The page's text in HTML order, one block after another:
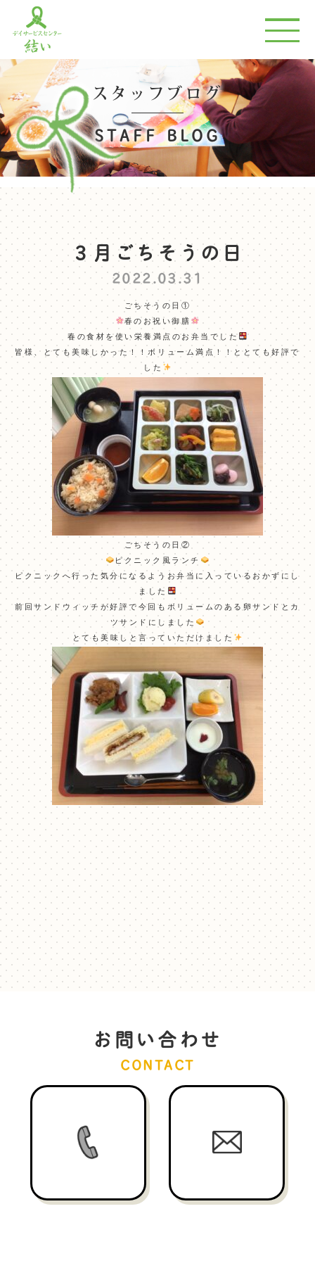
スタッフブログ
STAFF BLOG
３月ごちそうの日
2022.03.31
ごちそうの日①
春のお祝い御膳
春の食材を使い栄養満点のお弁当でした
皆様、とても美味しかった！！ボリューム満点！！ととても好評で
した
ごちそうの日②
ピクニック風ランチ
ピクニックへ行った気分になるようお弁当に入っているおかずにし
ました
前回サンドウィッチが好評で今回もボリュームのある卵サンドとカ
ツサンドにしました
とても美味しと言っていただけました
お問い合わせ
CONTACT